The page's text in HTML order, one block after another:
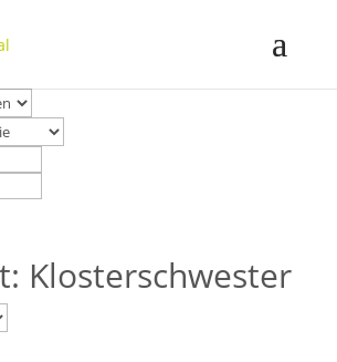
Klosterschwester